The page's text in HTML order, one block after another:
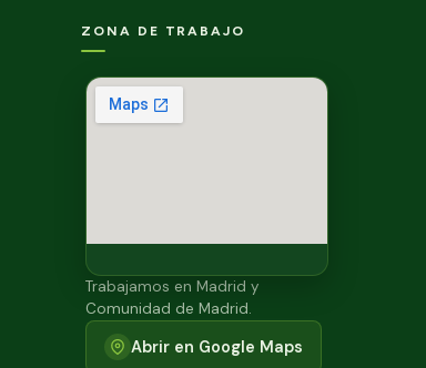
ZONA DE TRABAJO
Trabajamos en Madrid y
Comunidad de Madrid.
Abrir en Google Maps